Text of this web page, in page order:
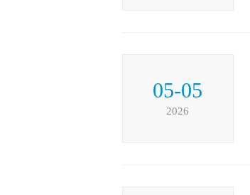
05-05
2026